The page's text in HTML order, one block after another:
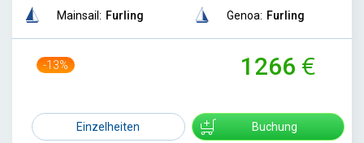
Mainsail: Furling
Genoa: Furling
-13% 1266
Einzelheiten Buchung